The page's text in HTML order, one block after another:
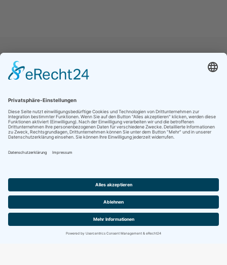
Jetzt folgen für noch mehr Einblicke ins
Vereinsleben:
Impressum
Datenschutz